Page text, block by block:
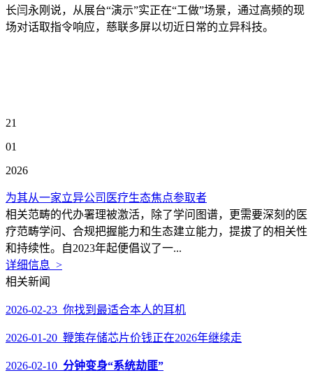
长闫永刚说，从展台“演示”实正在“工做”场景，通过高频的现
场对话取指令响应，慈联多屏以切近日常的立异科技。
21
01
2026
为其从一家立异公司医疗生态焦点参取者
相关范畴的代办署理被激活，除了学问图谱，更需要深刻的医
疗范畴学问、合规把握能力和生态建立能力，提拔了的相关性
和持续性。自2023年起便倡议了一...
详细信息 >
相关新闻
2026-02-23 你找到最适合本人的耳机
2026-01-20 鞭策存储芯片价钱正在2026年继续走
2026-02-10 分钟变身“系统劫匪”